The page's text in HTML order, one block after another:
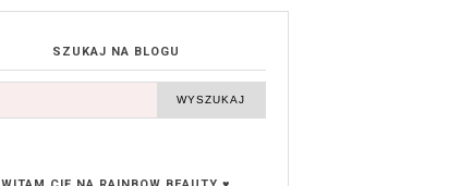
SZUKAJ NA BLOGU